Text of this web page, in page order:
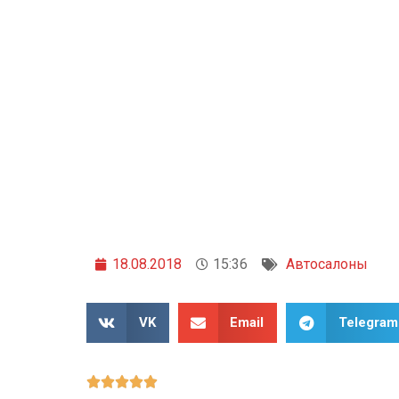
18.08.2018 15:36 Автосалоны
VK Email Telegram
